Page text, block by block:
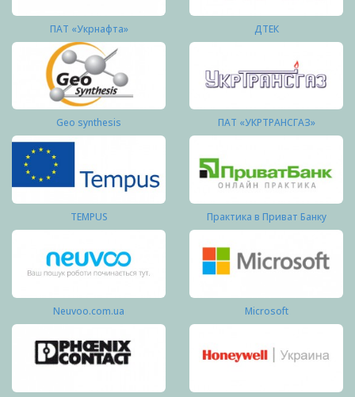
ПАТ «Укрнафта» ДТЕК
Geo synthesis ПАТ «УКРТРАНСГАЗ»
TEMPUS Практика в Приват Банку
Neuvoo.com.ua Microsoft